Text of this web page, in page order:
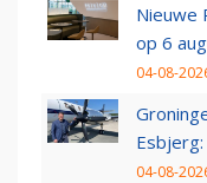
Nieuwe
op 6
04-08-
04-08-